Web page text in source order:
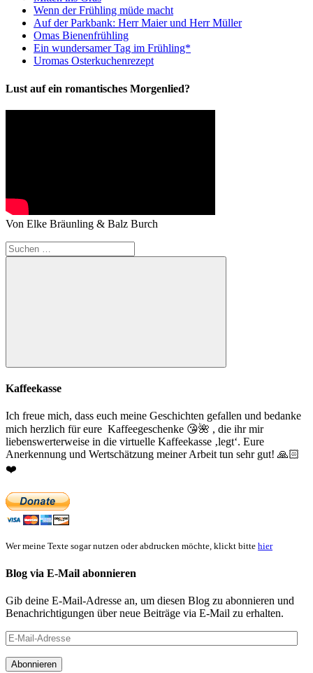
Wenn der Frühling müde macht
Auf der Parkbank: Herr Maier und Herr Müller
Omas Bienenfrühling
Ein wundersamer Tag im Frühling*
Uromas Osterkuchenrezept
Lust auf ein romantisches Morgenlied?
Von Elke Bräunling & Balz Burch
Suchen
nach:
Suchen
Kaffeekasse
Ich freue mich, dass euch meine Geschichten gefallen und bedanke
mich herzlich für eure Kaffeegeschenke 😘🌺 , die ihr mir
liebenswerterweise in die virtuelle Kaffeekasse ‚legt‘. Eure
Anerkennung und Wertschätzung meiner Arbeit tun sehr gut! 🙏🏻
❤️
Wer meine Texte sogar nutzen oder abdrucken möchte, klickt bitte hier
Blog via E-Mail abonnieren
Gib deine E-Mail-Adresse an, um diesen Blog zu abonnieren und
Benachrichtigungen über neue Beiträge via E-Mail zu erhalten.
E-
Mail-
Adresse
Abonnieren